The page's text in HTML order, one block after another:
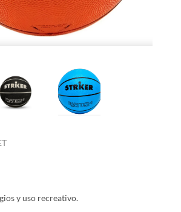
y uso recreativo.